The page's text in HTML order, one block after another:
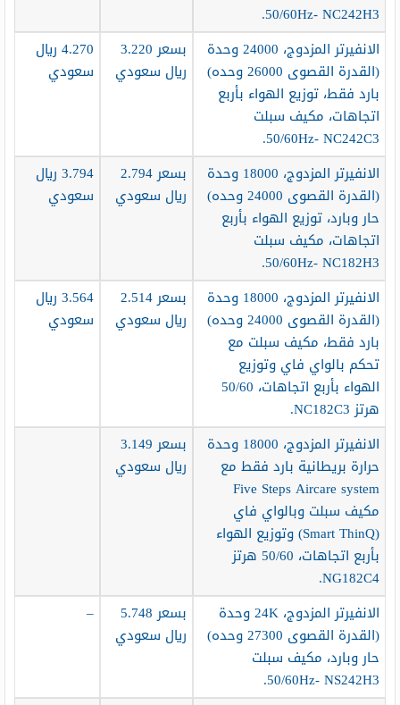
50/60Hz- NC242H3.
الانفيرتر المزدوج، 24000 وحدة
(القدرة القصوى 26000 وحده)
بارد فقط، توزيع الهواء بأربع
اتجاهات، مكيف سبلت
50/60Hz- NC242C3.
بسعر 3.220
ريال سعودي
4.270 ريال
سعودي
الانفيرتر المزدوج، 18000 وحدة
(القدرة القصوى 24000 وحده)
حار وبارد، توزيع الهواء بأربع
اتجاهات، مكيف سبلت
50/60Hz- NC182H3.
بسعر 2.794
ريال سعودي
3.794 ريال
سعودي
الانفيرتر المزدوج، 18000 وحدة
(القدرة القصوى 24000 وحده)
بارد فقط، مكيف سبلت مع
تحكم بالواي فاي وتوزيع
الهواء بأربع اتجاهات، 50/60
هرتز NC182C3.
بسعر 2.514
ريال سعودي
3.564 ريال
سعودي
الانفيرتر المزدوج، 18000 وحدة
حرارة بريطانية بارد فقط مع
Five Steps Aircare system
مكيف سبلت وبالواي فاي
(Smart ThinQ) وتوزيع الهواء
بأربع اتجاهات، 50/60 هرتز
NG182C4.
بسعر 3.149
ريال سعودي
الانفيرتر المزدوج، 24K وحدة
(القدرة القصوى 27300 وحده)
حار وبارد، مكيف سبلت
50/60Hz- NS242H3.
بسعر 5.748
ريال سعودي
–